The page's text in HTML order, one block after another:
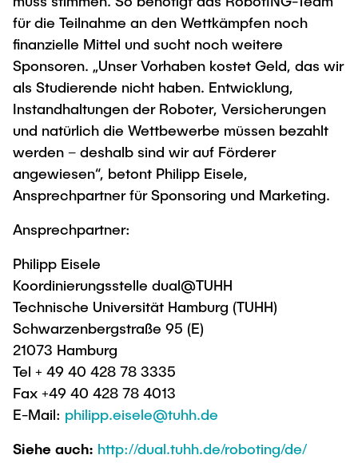
für die Teilnahme an den Wettkämpfen noch
finanzielle Mittel und sucht noch weitere
Sponsoren. „Unser Vorhaben kostet Geld, das wir
als Studierende nicht haben. Entwicklung,
Instandhaltungen der Roboter, Versicherungen
und natürlich die Wettbewerbe müssen bezahlt
werden – deshalb sind wir auf Förderer
angewiesen“, betont Philipp Eisele,
Ansprechpartner für Sponsoring und Marketing.
Ansprechpartner:
Philipp Eisele
Koordinierungsstelle dual@TUHH
Technische Universität Hamburg (TUHH)
Schwarzenbergstraße 95 (E)
21073 Hamburg
Tel + 49 40 428 78 3335
Fax +49 40 428 78 4013
E-Mail: philipp.eisele@tuhh.de
Siehe auch: http://dual.tuhh.de/roboting/de/